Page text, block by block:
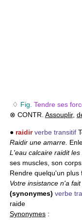
♢ Fig. Tendre ses
⊗ CONTR. Assouplir,
● raidir verbe transitif
Raidir une amarre.
L'eau calcaire raidit les
ses muscles, son
Rendre quelqu'un plus
Votre insistance n'a
(synonymes) verbe
raide
Synonymes :